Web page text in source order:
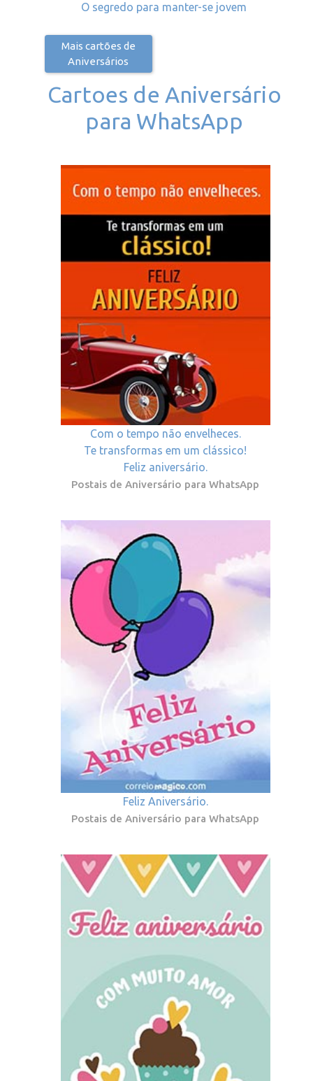
O segredo para manter-se jovem
Mais cartões de
Aniversários
Cartoes de Aniversário
para WhatsApp
Com o tempo não envelheces.
Te transformas em um clássico!
Feliz aniversário.
Postais de Aniversário para WhatsApp
Feliz Aniversário.
Postais de Aniversário para WhatsApp